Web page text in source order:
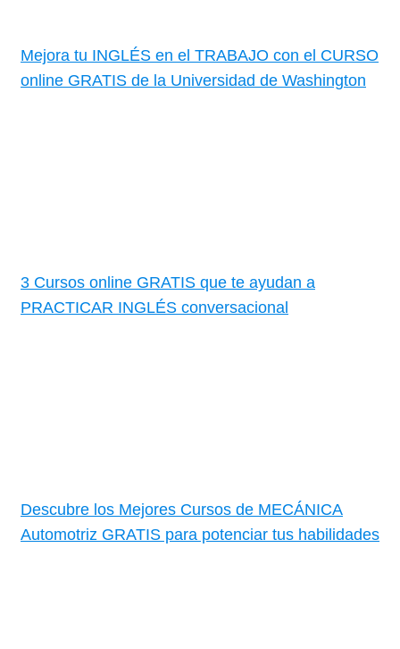
Mejora tu INGLÉS en el TRABAJO con el CURSO
online GRATIS de la Universidad de Washington
3 Cursos online GRATIS que te ayudan a
PRACTICAR INGLÉS conversacional
Descubre los Mejores Cursos de MECÁNICA
Automotriz GRATIS para potenciar tus habilidades